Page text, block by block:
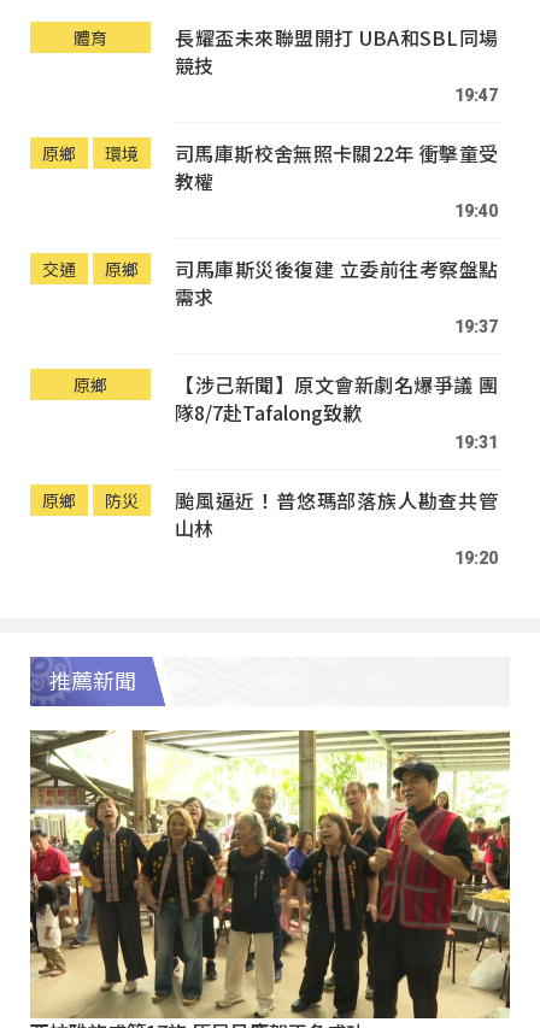
體育
長耀盃未來聯盟開打 UBA和SBL同場
競技
19:47
原鄉 環境
司馬庫斯校舍無照卡關22年 衝擊童受
教權
19:40
交通 原鄉
司馬庫斯災後復建 立委前往考察盤點
需求
19:37
原鄉
【涉己新聞】原文會新劇名爆爭議 團
隊8/7赴Tafalong致歉
19:31
原鄉 防災
颱風逼近！普悠瑪部落族人勘查共管
山林
19:20
推薦新聞